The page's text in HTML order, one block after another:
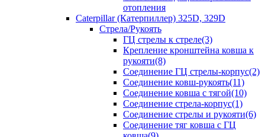
отопления
Caterpillar (Катерпиллер) 325D, 329D
Стрела/Рукоять
ГЦ стрелы к стреле(3)
Крепление кронштейна ковша к
рукояти(8)
Соединение ГЦ стрелы-корпус(2)
Соединение ковш-рукоять(11)
Соединение ковша с тягой(10)
Соединение стрела-корпус(1)
Соединение стрелы и рукояти(6)
Соединение тяг ковша с ГЦ